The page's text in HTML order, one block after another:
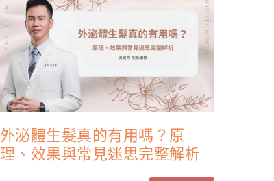
外泌體生髮真的有用嗎？原
理、效果與常見迷思完整解析